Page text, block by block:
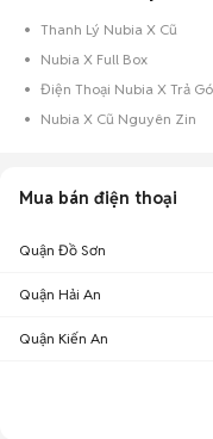
Thanh Lý Nubia X Cũ
Nubia X Full Box
Điện Thoại Nubia X Trả
Nubia X Cũ Nguyên Zin
Mua bán điện thoại
Quận Đồ Sơn
Quận Hải An
Quận Kiến An